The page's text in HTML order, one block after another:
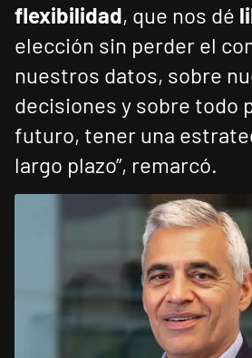
flexibilidad, que nos dé
elección sin perder el
nuestros datos, sobre
decisiones y sobre todo
futuro, tener una
largo plazo”, remarcó.